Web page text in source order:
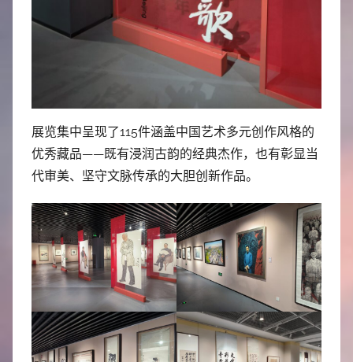
展览集中呈现了115件涵盖中国艺术多元创作风格的
优秀藏品——既有浸润古韵的经典杰作，也有彰显当
代审美、坚守文脉传承的大胆创新作品。